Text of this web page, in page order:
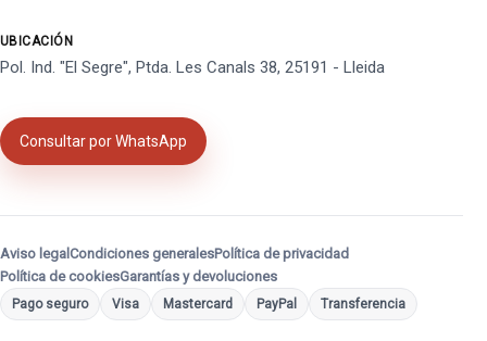
UBICACIÓN
Pol. Ind. "El Segre", Ptda. Les Canals 38, 25191 - Lleida
Consultar por WhatsApp
Aviso legal Condiciones generalesPolítica de privacidad
Política de cookiesGarantías y devoluciones
Pago seguro Visa Mastercard PayPal Transferencia